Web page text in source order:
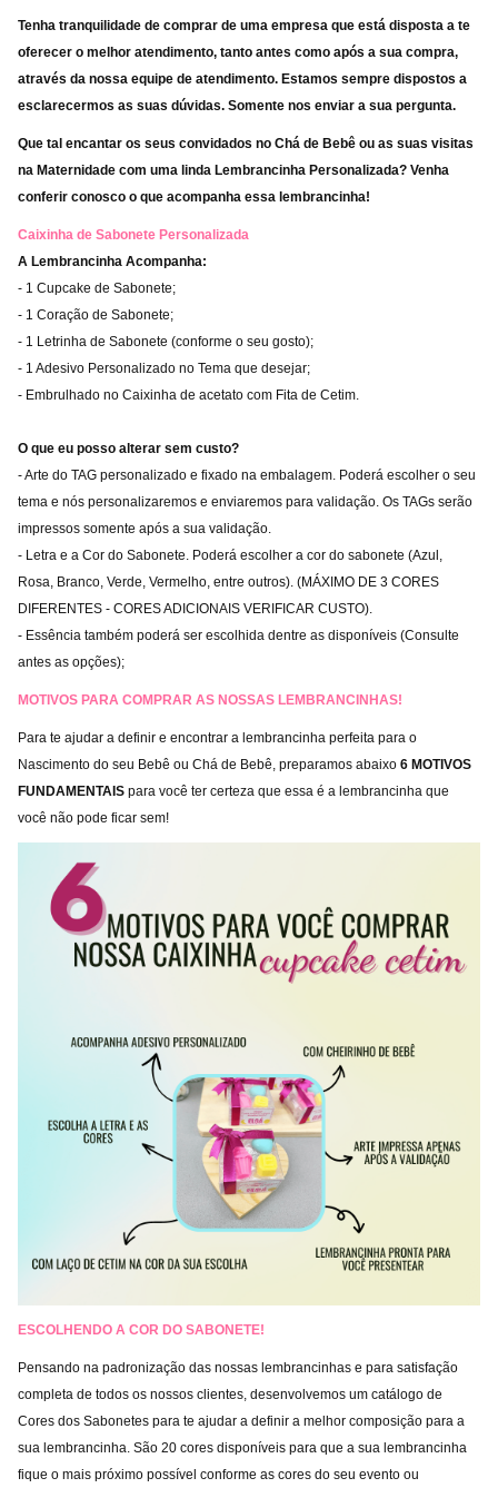
Tenha tranquilidade de comprar de uma empresa que está disposta a te
oferecer o melhor atendimento, tanto antes como após a sua compra,
através da nossa equipe de atendimento. Estamos sempre dispostos a
esclarecermos as suas dúvidas. Somente nos enviar a sua pergunta.
Que tal encantar os seus convidados no Chá de Bebê ou as suas visitas
na Maternidade com uma linda Lembrancinha Personalizada? Venha
conferir conosco o que acompanha essa lembrancinha!
Caixinha de Sabonete Personalizada
A Lembrancinha Acompanha:
- 1 Cupcake de Sabonete;
- 1 Coração de Sabonete;
- 1 Letrinha de Sabonete (conforme o seu gosto);
- 1 Adesivo Personalizado no Tema que desejar;
- Embrulhado no Caixinha de acetato com Fita de Cetim.
O que eu posso alterar sem custo?
- Arte do TAG personalizado e fixado na embalagem. Poderá escolher o seu
tema e nós personalizaremos e enviaremos para validação. Os TAGs serão
impressos somente após a sua validação.
- Letra e a Cor do Sabonete. Poderá escolher a cor do sabonete (Azul,
Rosa, Branco, Verde, Vermelho, entre outros). (MÁXIMO DE 3 CORES
DIFERENTES - CORES ADICIONAIS VERIFICAR CUSTO).
- Essência também poderá ser escolhida dentre as disponíveis (Consulte
antes as opções);
MOTIVOS PARA COMPRAR AS NOSSAS LEMBRANCINHAS!
Para te ajudar a definir e encontrar a lembrancinha perfeita para o
Nascimento do seu Bebê ou Chá de Bebê, preparamos abaixo 6 MOTIVOS
FUNDAMENTAIS para você ter certeza que essa é a lembrancinha que
você não pode ficar sem!
ESCOLHENDO A COR DO SABONETE!
Pensando na padronização das nossas lembrancinhas e para satisfação
completa de todos os nossos clientes, desenvolvemos um catálogo de
Cores dos Sabonetes para te ajudar a definir a melhor composição para a
sua lembrancinha. São 20 cores disponíveis para que a sua lembrancinha
fique o mais próximo possível conforme as cores do seu evento ou